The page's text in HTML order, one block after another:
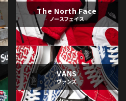
The North Face
ノースフェイス
VANS
ヴァンズ